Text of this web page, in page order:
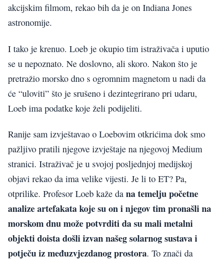
akcijskim filmom, rekao bih da je on Indiana Jones
astronomije.
I tako je krenuo. Loeb je okupio tim istraživača i uputio
se u nepoznato. Ne doslovno, ali skoro. Nakon što je
pretražio morsko dno s ogromnim magnetom u nadi da
će “uloviti” što je srušeno i dezintegrirano pri udaru,
Loeb ima podatke koje želi podijeliti.
Ranije sam izvještavao o Loebovim otkrićima dok smo
pažljivo pratili njegove izvještaje na njegovoj Medium
stranici. Istraživač je u svojoj posljednjoj medijskoj
objavi rekao da ima velike vijesti. Je li to ET? Pa,
otprilike. Profesor Loeb kaže da na temelju početne
analize artefakata koje su on i njegov tim pronašli na
morskom dnu može potvrditi da su mali metalni
objekti doista došli izvan našeg solarnog sustava i
potječu iz međuzvjezdanog prostora. To znači da